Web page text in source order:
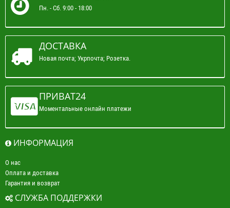
Пн. - Сб. 9:00 - 18:00
ДОСТАВКА
Новая почта; Укрпочта; Розетка.
ПРИВАТ24
Моментальные онлайн платежи
ИНФОРМАЦИЯ
О нас
Оплата и доставка
Гарантия и возврат
СЛУЖБА ПОДДЕРЖКИ